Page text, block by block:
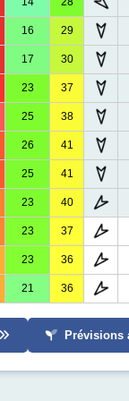
16 29
17 30
23 37
25 38
26 41
25 41
23 40
23 37
23 36
21 36
Prévisions